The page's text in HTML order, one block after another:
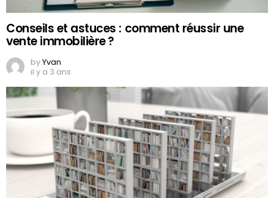
Conseils et astuces : comment réussir une
vente immobilière ?
byYvan
il y a 3 ans